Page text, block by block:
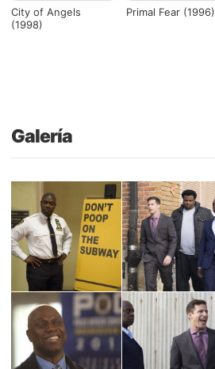
City of Angels
(1998)
Primal Fear (1996)
Galería